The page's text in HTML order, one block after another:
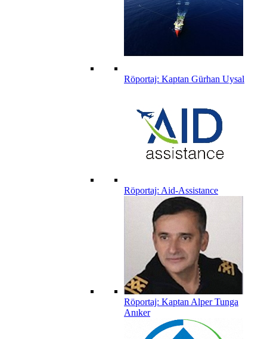
Röportaj: Kaptan Gürhan Uysal
Röportaj: Aid-Assistance
Röportaj: Kaptan Alper Tunga
Anıker